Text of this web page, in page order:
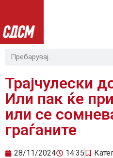
Трајчулески
Или пак ќе
или се
граѓаните
28/11/2024 14:35